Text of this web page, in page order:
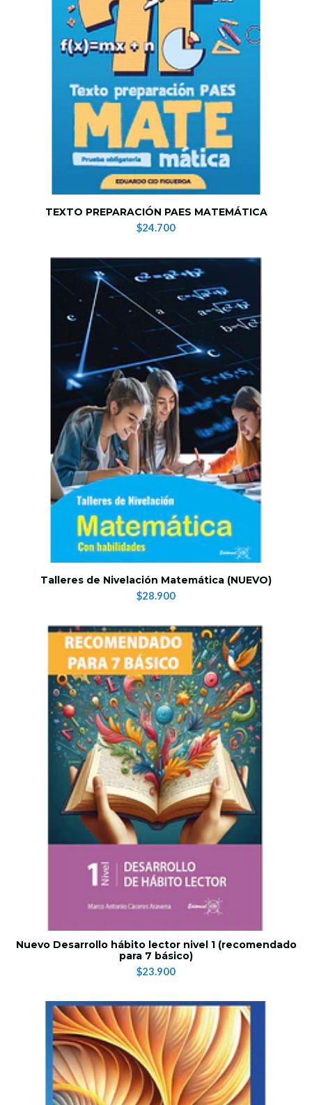
TEXTO PREPARACIÓN PAES MATEMÁTICA
$24.700
Talleres de Nivelación Matemática (NUEVO)
$28.900
Nuevo Desarrollo hábito lector nivel 1 (recomendado
para 7 básico)
$23.900